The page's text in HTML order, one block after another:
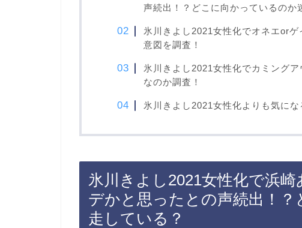
声続出！？どこに向かっているのか
氷川きよし2021女性化でオネエor
意図を調査！
氷川きよし2021女性化でカミング
なのか調査！
氷川きよし2021女性化よりも気にな
氷川きよし2021女性化で浜
デかと思ったとの声続出！
走している？